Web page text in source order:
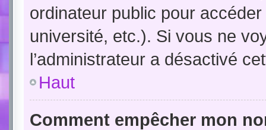
ordinateur public pour
université, etc.). Si vous ne
l’administrateur a désactivé
Haut
Comment empêcher mon